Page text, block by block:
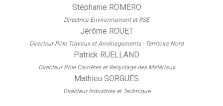
Stéphanie ROMÉRO
Directrice Environnement et RSE
Jérôme ROUET
Directeur Pôle Travaux et Aménagements - Territoire Nord
Patrick RUELLAND
Directeur Pôle Carrières et Recyclage des Matériaux
Mathieu SORGUES
Directeur Industries et Technique